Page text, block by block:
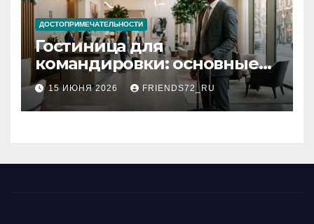
ДОСТОПРИМЕЧАТЕЛЬНОСТИ
Гостиница для
командировки: основные
критерии выбора
15 ИЮНЯ 2026 FRIENDS72_RU